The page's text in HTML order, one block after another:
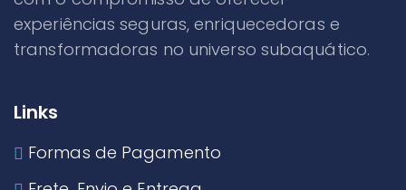
experiências seguras, enriquecedoras e
transformadoras no universo subaquático.
Links
Formas de Pagamento